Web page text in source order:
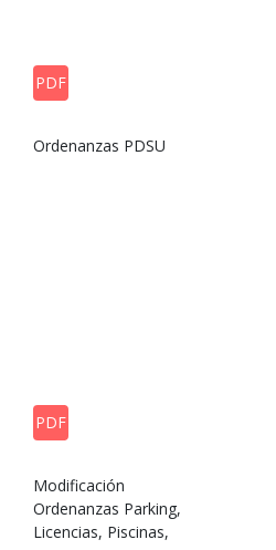
PDF
Ordenanzas PDSU
PDF
Modificación
Ordenanzas Parking,
Licencias, Piscinas,